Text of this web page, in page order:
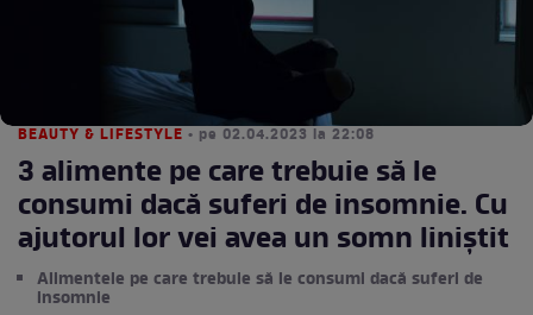
BEAUTY & LIFESTYLE • pe 02.04.2023 la 22:08
3 alimente pe care trebuie să le
consumi dacă suferi de insomnie. Cu
ajutorul lor vei avea un somn liniștit
Alimentele pe care trebuie să le consumi dacă suferi de
insomnie